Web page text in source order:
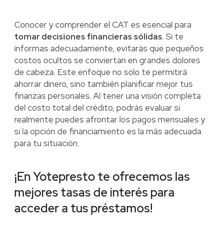
Conocer y comprender el CAT es esencial para
tomar decisiones financieras sólidas. Si te
informas adecuadamente, evitarás que pequeños
costos ocultos se conviertan en grandes dolores
de cabeza. Este enfoque no solo te permitirá
ahorrar dinero, sino también planificar mejor tus
finanzas personales. Al tener una visión completa
del costo total del crédito, podrás evaluar si
realmente puedes afrontar los pagos mensuales y
si la opción de financiamiento es la más adecuada
para tu situación.
¡En Yotepresto te ofrecemos las
mejores tasas de interés para
acceder a tus préstamos!